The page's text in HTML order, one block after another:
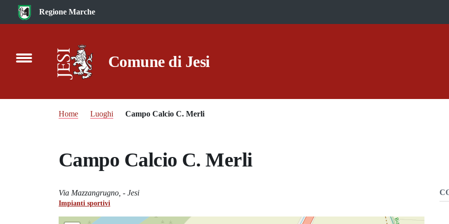
Vai al contenuto principale
Regione Marche
Comune di Jesi
Home Luoghi Campo Calcio C. Merli
Campo Calcio C. Merli
Via Mazzangrugno, - Jesi
Impianti sportivi